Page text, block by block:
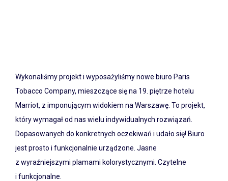
Wykonaliśmy projekt i wyposażyliśmy nowe biuro Paris
Tobacco Company, mieszczące się na 19. piętrze hotelu
Marriot, z imponującym widokiem na Warszawę. To projekt,
który wymagał od nas wielu indywidualnych rozwiązań.
Dopasowanych do konkretnych oczekiwań i udało się! Biuro
jest prosto i funkcjonalnie urządzone. Jasne
z wyraźniejszymi plamami kolorystycznymi. Czytelne
i funkcjonalne.